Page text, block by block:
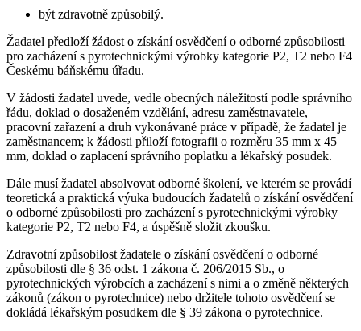
být zdravotně způsobilý.
Žadatel předloží žádost o získání osvědčení o odborné způsobilosti
pro zacházení s pyrotechnickými výrobky kategorie P2, T2 nebo F4
Českému báňskému úřadu.
V žádosti žadatel uvede, vedle obecných náležitostí podle správního
řádu, doklad o dosaženém vzdělání, adresu zaměstnavatele,
pracovní zařazení a druh vykonávané práce v případě, že žadatel je
zaměstnancem; k žádosti přiloží fotografii o rozměru 35 mm x 45
mm, doklad o zaplacení správního poplatku a lékařský posudek.
Dále musí žadatel absolvovat odborné školení, ve kterém se provádí
teoretická a praktická výuka budoucích žadatelů o získání osvědčení
o odborné způsobilosti pro zacházení s pyrotechnickými výrobky
kategorie P2, T2 nebo F4, a úspěšně složit zkoušku.
Zdravotní způsobilost žadatele o získání osvědčení o odborné
způsobilosti dle § 36 odst. 1 zákona č. 206/2015 Sb., o
pyrotechnických výrobcích a zacházení s nimi a o změně některých
zákonů (zákon o pyrotechnice) nebo držitele tohoto osvědčení se
dokládá lékařským posudkem dle § 39 zákona o pyrotechnice.